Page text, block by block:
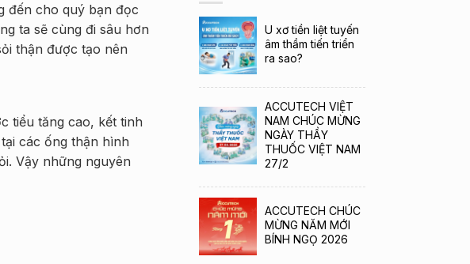
đến cho quý bạn đọc
ta sẽ cùng đi sâu hơn
thận được tạo nên
tiểu tăng cao, kết tinh
các ống thận hình
Vậy những nguyên
U xơ tiền liệt tuyến
âm thầm tiến triển
ra sao?
ACCUTECH VIỆT
NAM CHÚC MỪNG
NGÀY THẦY
THUỐC VIỆT NAM
27/2
ACCUTECH CHÚC
MỪNG NĂM MỚI
BÍNH NGỌ 2026